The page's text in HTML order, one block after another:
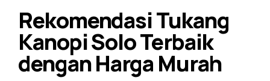
Rekomendasi Tukang
Kanopi Solo Terbaik
dengan Harga Murah